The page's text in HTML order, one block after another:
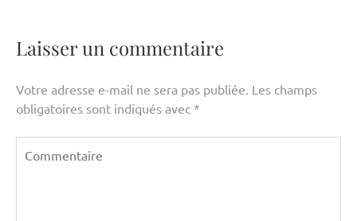
Laisser un commentaire
Votre adresse e-mail ne sera pas publiée. Les champs
obligatoires sont indiqués avec *